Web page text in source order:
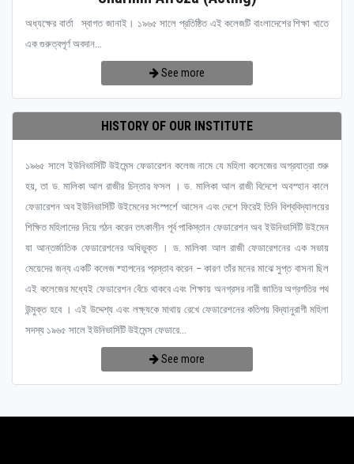
অধ্যক্ষের বার্তা স্বাগত জানাই। ১৯৬৫ সালে প্রতিষ্ঠিত এই কলেজটি বাংলাদেশের শিক্ষা খাতে
এক গুরুত্বপূর্ণ অবদান...
See more
HISTORY OF OUR INSTITUTE
১৯৬৫ সালে ইউনিভার্সিটি উইমেন্স ফেডারেশন কলেজ নামে যে মহিলা কলেজের অগ্রযাত্রা শুরু
হয়, তা ড. মালিকা আল রাজীর চিন্তার ফসল । ড. মালিকা আল রাজী বিদেশে অবস্হান কালে
ফেডারেশন অব ইউনিভার্সিটি উইমেনের সংস্পর্শে আসেন এবং দেশে ফিরেই তিনি বিশ্ববিদ্যালয়ের
শিক্ষিত মহিলাদের নিয়ে গঠন করেন তৎকালীন পূর্ব পাকিস্তান ফেডারেশন অব ইউনিভার্সিটি উইমেন
যা আন্তর্জাতিক ফেডারেশনের অধিভুক্ত । ড. মালিকা আল রাজী ফেডারেশনের এক সভায়
মেয়েদের জন্য একটি কলেজ ষ্হাপনের প্রস্তাব করেন – কারণ তাঁর মনের মাঝে সুপ্ত বাসনা ছিল
এই কলেজের মধ্যেই ফেডারেশন বেঁচে থাকবে এবং শিক্ষায় অনগ্রসর নারী জাতির অগ্রগতির পথ
উন্মুক্ত হবে । এই উদ্দেশ্য এবং লক্ষ্যকে মাথায় রেখে ফেডারেশনের কতিপয় বিদ্যানুরাগী মহিলা
সদস্য ১৯৬৫ সালে ইউনিভার্সিটি উইমেন্স ফেডারে...
See more